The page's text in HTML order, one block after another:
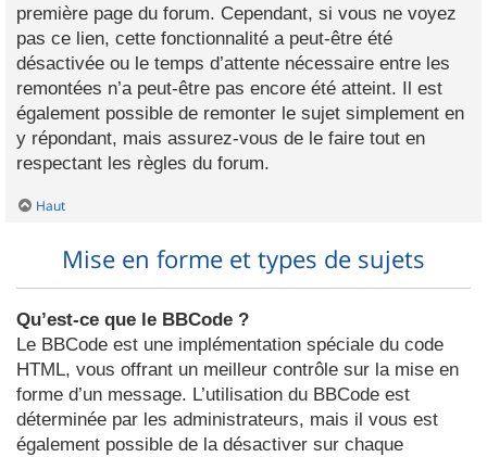
première page du forum. Cependant, si vous ne voyez
pas ce lien, cette fonctionnalité a peut-être été
désactivée ou le temps d’attente nécessaire entre les
remontées n’a peut-être pas encore été atteint. Il est
également possible de remonter le sujet simplement en
y répondant, mais assurez-vous de le faire tout en
respectant les règles du forum.
Haut
Mise en forme et types de sujets
Qu’est-ce que le BBCode ?
Le BBCode est une implémentation spéciale du code
HTML, vous offrant un meilleur contrôle sur la mise en
forme d’un message. L’utilisation du BBCode est
déterminée par les administrateurs, mais il vous est
également possible de la désactiver sur chaque